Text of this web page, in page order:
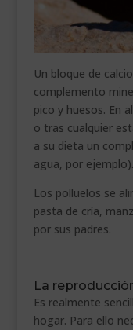
Un bloque de
complemento
pico y huesos. En
o tras cualquier
a su dieta un
agua, por ejemplo).
Los polluelos se
pasta de cría,
por sus padres.
La
Es realmente
hogar. Para ello